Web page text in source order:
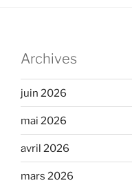
Archives
juin 2026
mai 2026
avril 2026
mars 2026